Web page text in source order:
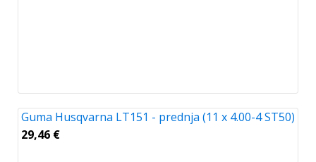
Guma Husqvarna LT151 - prednja (11 x 4.00-4 ST50)
29,46 €